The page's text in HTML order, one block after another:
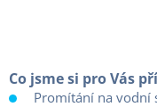
Co jsme si pro Vás
Promítání na vodní